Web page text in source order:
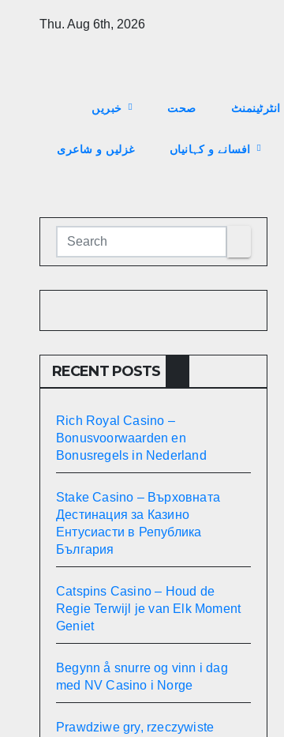
Thu. Aug 6th, 2026
صحت
غزلیں و شاعری
RECENT POSTS
Rich Royal Casino –
Bonusvoorwaarden en
Bonusregels in Nederland
Stake Casino – Върховната
Дестинация за Казино
Ентусиасти в Република
България
Catspins Casino – Houd de
Regie Terwijl je van Elk Moment
Geniet
Begynn å snurre og vinn i dag
med NV Casino i Norge
Prawdziwe gry, rzeczywiste